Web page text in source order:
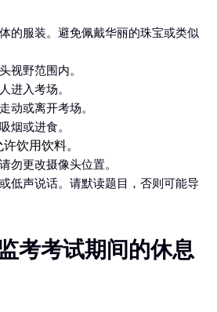
的服装。避免佩戴华丽的珠宝或类似
视野范围内。
进入考场。
动或离开考场。
烟或进食。
饮用饮料。
勿更改摄像头位置。
低声说话。请默读题目，否则可能导
考考试期间的休息